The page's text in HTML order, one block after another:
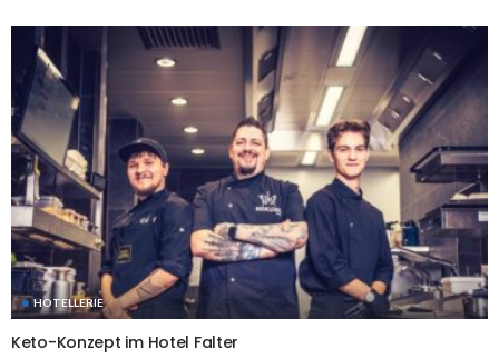
HOTELLERIE
Keto-Konzept im Hotel Falter